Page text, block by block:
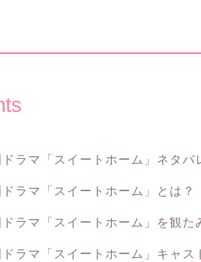
ラマ「スイートホーム」ネタバ
ラマ「スイートホーム」とは？
ラマ「スイートホーム」を観た
ラマ「スイートホーム」キャス